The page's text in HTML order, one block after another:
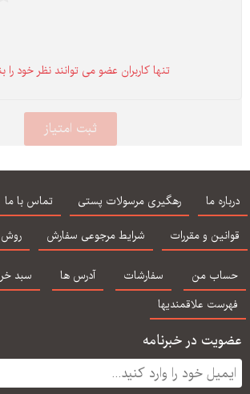
تنها كاربران عضو می توانند نظر خود را
درباره ما رهگیری مرسولات پستی
تماس با ما
قوانین و مقررات
شرایط مرجوعی سفارش روش
حساب من سفارشات آدرس ها
سبد
فهرست علاقمندیها
عضویت در خبرنامه